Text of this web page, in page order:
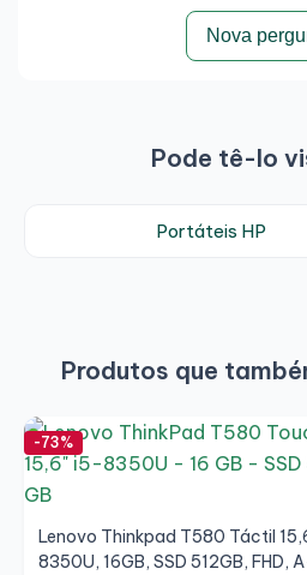
Nova
Pode tê-lo
Portáteis HP
Produtos que
-73%
Lenovo Thinkpad T580 Táctil
8350U, 16GB, SSD 512GB, FHD,